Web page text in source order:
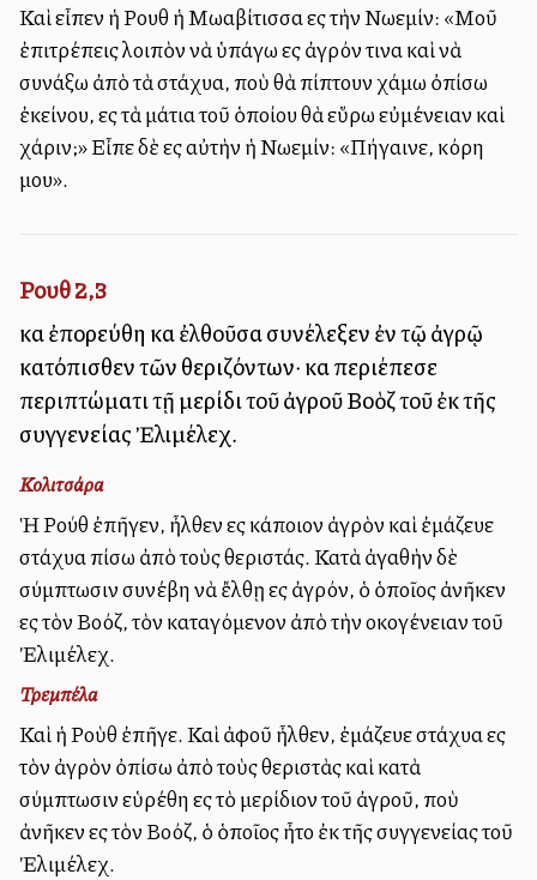
Καὶ εἶπεν ἡ Ρουθ ἡ Μωαβίτισσα εἰς τὴν Νωεμίν: «Μοῦ
ἐπιτρέπεις λοιπὸν νὰ ὑπάγω εἰς ἀγρόν τινα καὶ νὰ
συνάξω ἀπὸ τὰ στάχυα, ποὺ θὰ πίπτουν χάμω ὀπίσω
ἐκείνου, εἰς τὰ μάτια τοῦ ὁποίου θὰ εὕρω εὐμένειαν καὶ
χάριν;» Εἶπε δὲ εἰς αὐτὴν ἡ Νωεμίν: «Πήγαινε, κόρη
μου».
Ρουθ 2,3
καὶ ἐπορεύθη καὶ ἐλθοῦσα συνέλεξεν ἐν τῷ ἀγρῷ
κατόπισθεν τῶν θεριζόντων· καὶ περιέπεσε
περιπτώματι τῇ μερίδι τοῦ ἀγροῦ Βοὸζ τοῦ ἐκ τῆς
συγγενείας Ἐλιμέλεχ.
Κολιτσάρα
Ἡ Ρούθ ἐπῆγεν, ἦλθεν εἰς κάποιον ἀγρὸν καὶ ἐμάζευε
στάχυα πίσω ἀπὸ τοὺς θεριστάς. Κατὰ ἀγαθὴν δὲ
σύμπτωσιν συνέβη νὰ ἔλθῃ εἰς ἀγρόν, ὁ ὁποῖος ἀνῆκεν
εἰς τὸν Βοόζ, τὸν καταγόμενον ἀπὸ τὴν οἰκογένειαν τοῦ
Ἐλιμέλεχ.
Τρεμπέλα
Καὶ ἡ Ροὺθ ἐπῆγε. Καὶ ἀφοῦ ἦλθεν, ἐμάζευε στάχυα εἰς
τὸν ἀγρὸν ὀπίσω ἀπὸ τοὺς θεριστὰς καὶ κατὰ
σύμπτωσιν εὑρέθη εἰς τὸ μερίδιον τοῦ ἀγροῦ, ποὺ
ἀνῆκεν εἰς τὸν Βοόζ, ὁ ὁποῖος ἦτο ἐκ τῆς συγγενείας τοῦ
Ἐλιμέλεχ.